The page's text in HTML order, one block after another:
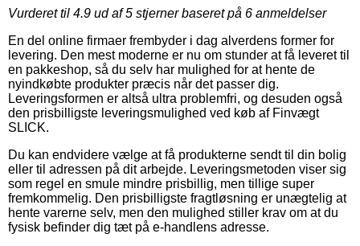
Vurderet til 4.9 ud af 5 stjerner baseret på 6 anmeldelser
En del online firmaer frembyder i dag alverdens former for
levering. Den mest moderne er nu om stunder at få leveret til
en pakkeshop, så du selv har mulighed for at hente de
nyindkøbte produkter præcis når det passer dig.
Leveringsformen er altså ultra problemfri, og desuden også
den prisbilligste leveringsmulighed ved køb af Finvægt
SLICK.
Du kan endvidere vælge at få produkterne sendt til din bolig
eller til adressen på dit arbejde. Leveringsmetoden viser sig
som regel en smule mindre prisbillig, men tillige super
fremkommelig. Den prisbilligste fragtløsning er unægtelig at
hente varerne selv, men den mulighed stiller krav om at du
fysisk befinder dig tæt på e-handlens adresse.